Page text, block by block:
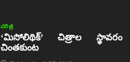
చరిత్ర
‘మిసోలిథిక్‌’ చిత్రాల స్థావరం
చింతకుంట